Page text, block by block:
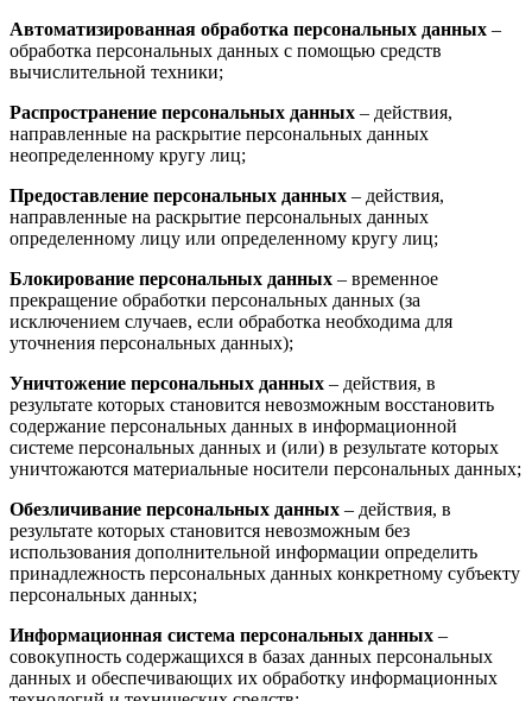
Автоматизированная обработка персональных данных –
обработка персональных данных с помощью средств
вычислительной техники;
Распространение персональных данных – действия,
направленные на раскрытие персональных данных
неопределенному кругу лиц;
Предоставление персональных данных – действия,
направленные на раскрытие персональных данных
определенному лицу или определенному кругу лиц;
Блокирование персональных данных – временное
прекращение обработки персональных данных (за
исключением случаев, если обработка необходима для
уточнения персональных данных);
Уничтожение персональных данных – действия, в
результате которых становится невозможным восстановить
содержание персональных данных в информационной
системе персональных данных и (или) в результате которых
уничтожаются материальные носители персональных данных;
Обезличивание персональных данных – действия, в
результате которых становится невозможным без
использования дополнительной информации определить
принадлежность персональных данных конкретному субъекту
персональных данных;
Информационная система персональных данных –
совокупность содержащихся в базах данных персональных
данных и обеспечивающих их обработку информационных